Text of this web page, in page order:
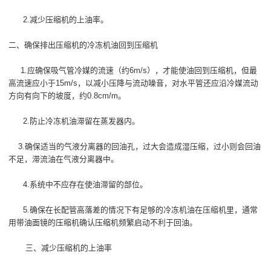
2.减少压缩机的上油率。
二、确保排出压缩机的冷冻机油回到压缩机
1.应确保吸气管冷媒的流速（约6m/s），才能使油回到压缩机，但最
高流速应小于15m/s，以减小压降与流动噪音，对水平管还应沿冷媒流动
方向有向下的坡度，约0.8cm/m。
2.防止冷冻机油滞留在蒸发器内。
3.确保适当的气液分离器的回油孔，过大会造成湿压缩，过小则会回油
不足，滞流油在气液分离器中。
4.系统中不应存在使油滞留的部位。
5.确保在长配管高落差的情况下有足够的冷冻机油在压缩机里，通常
用带油面镜的压缩机确认压缩机频繁启动不利于回油。
三、减少压缩机的上油率